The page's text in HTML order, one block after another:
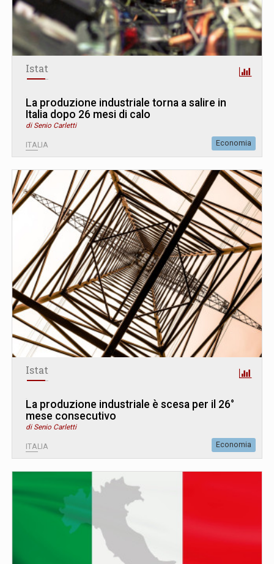
Istat
La produzione industriale torna a salire in
Italia dopo 26 mesi di calo
di Senio Carletti
ITALIA Economia
Istat
La produzione industriale è scesa per il 26°
mese consecutivo
di Senio Carletti
ITALIA Economia